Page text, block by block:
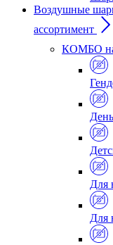
Воздушные
ассортимент
КОМБО
Для
Для